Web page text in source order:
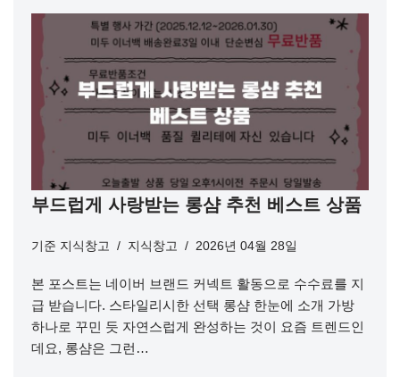
부드럽게 사랑받는 롱샴 추천 베스트 상품
기준 지식창고 지식창고 2026년 04월 28일
본 포스트는 네이버 브랜드 커넥트 활동으로 수수료를 지
급 받습니다. 스타일리시한 선택 롱샴 한눈에 소개 가방
하나로 꾸민 듯 자연스럽게 완성하는 것이 요즘 트렌드인
데요, 롱샴은 그런…